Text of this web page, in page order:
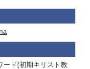
ード(初期キリスト教